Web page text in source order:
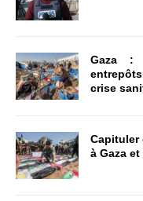
Gaza :
crise
Capituler
à Gaza